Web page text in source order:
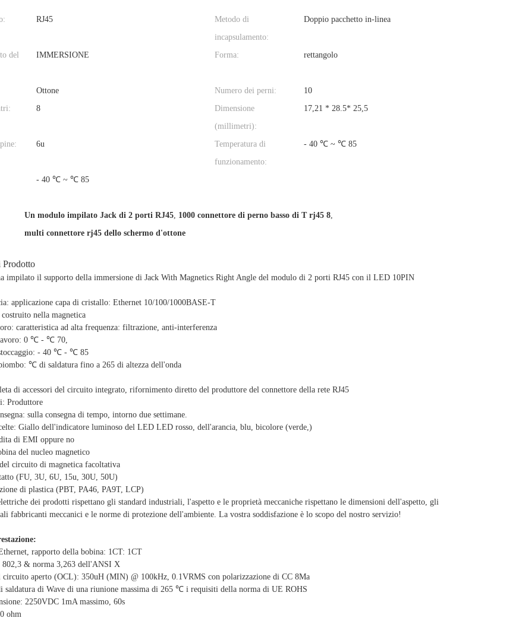
RJ45
Metodo di
incapsulamento:
Doppio pacchetto in-linea
del
IMMERSIONE Forma: rettangolo
Ottone Numero dei perni:
10
8
Dimensione
(millimetri):
17,21 * 28.5* 25,5
6u
Temperatura di
funzionamento:
- 40 ℃ ~ ℃ 85
- 40 ℃ ~ ℃ 85
Un modulo impilato Jack di 2 porti RJ45, 1000 connettore di perno basso di T rj45 8,
multi connettore rj45 dello schermo d'ottone
Prodotto
impilato il supporto della immersione di Jack With Magnetics Right Angle del modulo di 2 porti RJ45 con il LED 10PIN
applicazione capa di cristallo: Ethernet 10/100/1000BASE-T
nella magnetica
caratteristica ad alta frequenza: filtrazione, anti-interferenza
0 ℃ - ℃ 70,
- 40 ℃ - ℃ 85
℃ di saldatura fino a 265 di altezza dell'onda
di accessori del circuito integrato, rifornimento diretto del produttore del connettore della rete RJ45
Produttore
sulla consegna di tempo, intorno due settimane.
Giallo dell'indicatore luminoso del LED LED rosso, dell'arancia, blu, bicolore (verde,)
di EMI oppure no
del nucleo magnetico
circuito di magnetica facoltativa
(FU, 3U, 6U, 15u, 30U, 50U)
di plastica (PBT, PA46, PA9T, LCP)
dei prodotti rispettano gli standard industriali, l'aspetto e le proprietà meccaniche rispettano le dimensioni dell'aspetto, gli
fabbricanti meccanici e le norme di protezione dell'ambiente. La vostra soddisfazione è lo scopo del nostro servizio!
rapporto della bobina: 1CT: 1CT
802,3 & norma 3,263 dell'ANSI X
circuito aperto (OCL): 350uH (MIN) @ 100kHz, 0.1VRMS con polarizzazione di CC 8Ma
saldatura di Wave di una riunione massima di 265 ℃ i requisiti della norma di UE ROHS
2250VDC 1mA massimo, 60s
ohm